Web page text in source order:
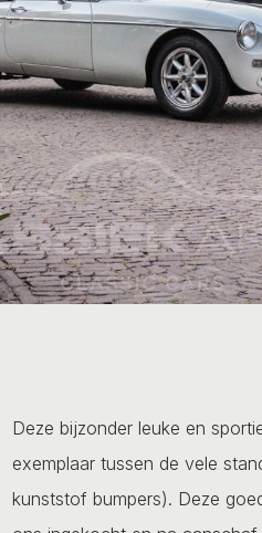
Deze bijzonder leuke en
exemplaar tussen de vele
kunststof bumpers). Deze